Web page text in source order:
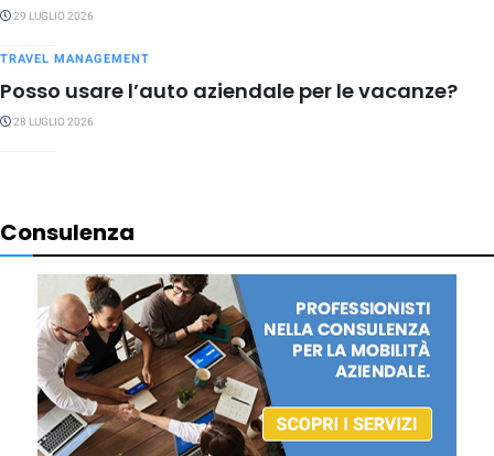
29 LUGLIO 2026
TRAVEL MANAGEMENT
Posso usare l’auto aziendale per le vacanze?
28 LUGLIO 2026
Consulenza